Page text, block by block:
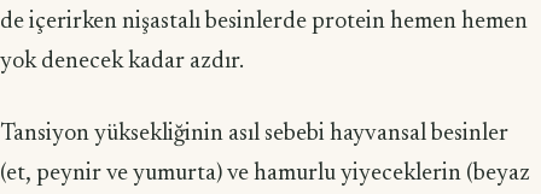
de içerirken nişastalı besinlerde protein hemen hemen
yok denecek kadar azdır.
Tansiyon yüksekliğinin asıl sebebi hayvansal besinler
(et, peynir ve yumurta) ve hamurlu yiyeceklerin (beyaz